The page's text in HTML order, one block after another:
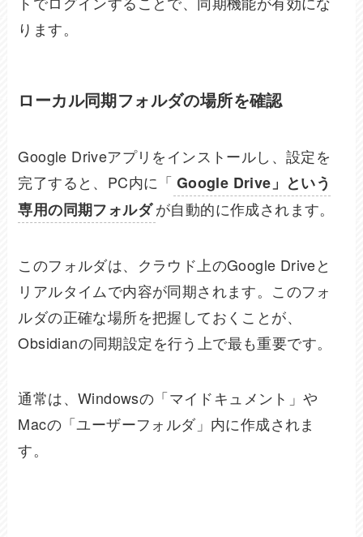
ります。
ローカル同期フォルダの場所を確認
Google Driveアプリをインストールし、設定を
完了すると、PC内に「 Google Drive」という
専用の同期フォルダが自動的に作成されます。
このフォルダは、クラウド上のGoogle Driveと
リアルタイムで内容が同期されます。このフォ
ルダの正確な場所を把握しておくことが、
Obsidianの同期設定を行う上で最も重要です。
通常は、Windowsの「マイドキュメント」や
Macの「ユーザーフォルダ」内に作成されま
す。